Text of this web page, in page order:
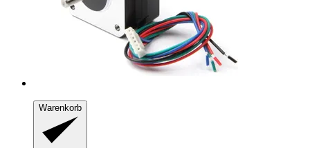
Warenkorb